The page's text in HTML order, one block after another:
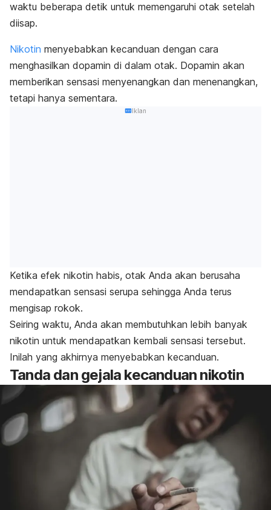
waktu beberapa detik untuk memengaruhi otak setelah
diisap.
Nikotin menyebabkan kecanduan dengan cara
menghasilkan dopamin di dalam otak. Dopamin akan
memberikan sensasi menyenangkan dan menenangkan,
tetapi hanya sementara.
Iklan
Ketika efek nikotin habis, otak Anda akan berusaha
mendapatkan sensasi serupa sehingga Anda terus
mengisap rokok.
Seiring waktu, Anda akan membutuhkan lebih banyak
nikotin untuk mendapatkan kembali sensasi tersebut.
Inilah yang akhirnya menyebabkan kecanduan.
Tanda dan gejala kecanduan nikotin